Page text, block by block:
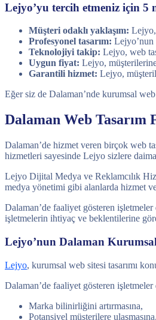
Lejyo’yu tercih etmeniz için 5
Müşteri odaklı yaklaşım:
Profesyonel tasarım: Lejyo’nun
Teknolojiyi takip: Lejyo, web
Uygun fiyat: Lejyo,
Garantili hizmet: Lejyo,
Eğer siz de Dalaman’nde kurumsal
Dalaman Web Tasarım
Dalaman’de hizmet veren birçok web
hizmetleri sayesinde Lejyo sizlere
Lejyo Dijital Medya ve Reklamcılık
medya yönetimi gibi alanlarda hizmet
Dalaman’de faaliyet gösteren
işletmelerin ihtiyaç ve beklentilerine
Lejyo’nun Dalaman
Lejyo, kurumsal web sitesi tasarımı
Dalaman’de faaliyet gösteren
Marka bilinirliğini artırmasına,
Potansiyel müşterilere ulaşmasına,